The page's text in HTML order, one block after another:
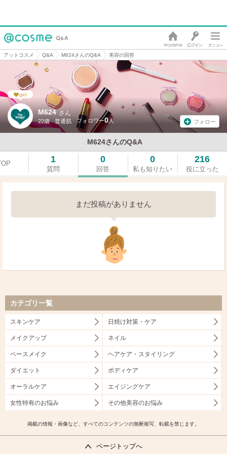
アットコスメ Q&A M624さんのQ&A 美容の回答
M624 さん
22歳 普通肌 0 フォロー
M624さんのQ&A
get
1
質問
0
回答
0
私も知りたい
216
役に立った
まだ投稿がありません
カテゴリ一覧
スキンケア 日焼け対策・ケア
メイクアップ ネイル
ベースメイク ヘアケア・スタイリング
ダイエット ボディケア
オーラルケア エイジングケア
女性特有のお悩み その他美容のお悩み
掲載の情報・画像など、すべてのコンテンツの無断複写、転載を禁じます。
ページトップへ